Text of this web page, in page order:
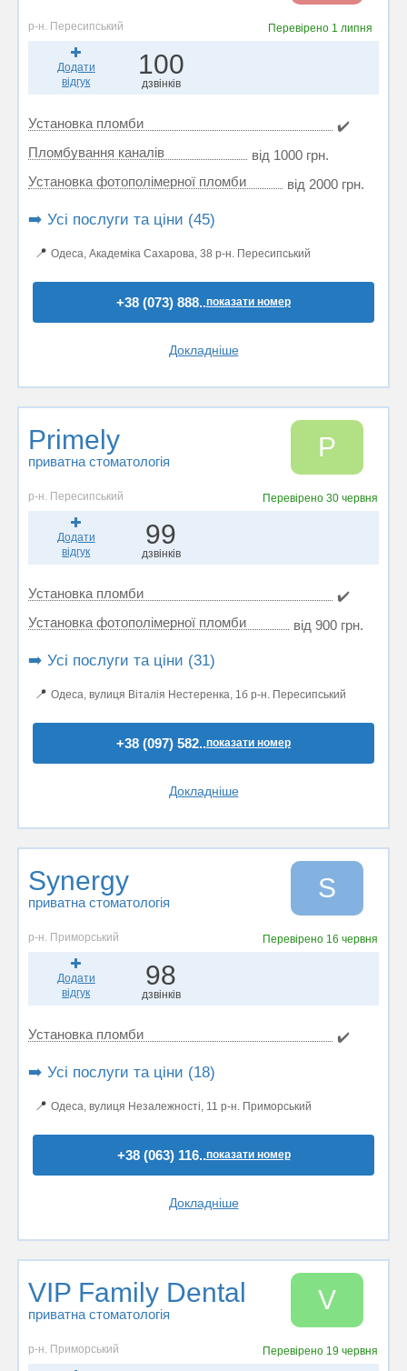
р-н. Пересипський Перевірено 1 липня
Додати
відгук
100
дзвінків
Установка пломби
✔️
Пломбування каналів
від 1000 грн.
Установка фотополімерної пломби
від 2000 грн.
➡️ Усі послуги та ціни (45)
📍 Одеса, Академіка Сахарова, 38 р-н. Пересипський
+38 (073) 888..показати номер
Докладніше
Primely
приватна стоматологія P
р-н. Пересипський Перевірено30 червня
Додати
відгук
99
дзвінків
Установка пломби
✔️
Установка фотополімерної пломби
від 900 грн.
➡️ Усі послуги та ціни (31)
📍 Одеса, вулиця Віталія Нестеренка, 1б р-н. Пересипський
+38 (097) 582..показати номер
Докладніше
Synergy
приватна стоматологія S
р-н. Приморський Перевірено 16 червня
Додати
відгук
98
дзвінків
Установка пломби ✔️
➡️ Усі послуги та ціни (18)
📍 Одеса, вулиця Незалежності, 11 р-н. Приморський
+38 (063) 116..показати номер
Докладніше
VIP Family Dental
приватна стоматологія V
р-н. Приморський Перевірено 19 червня